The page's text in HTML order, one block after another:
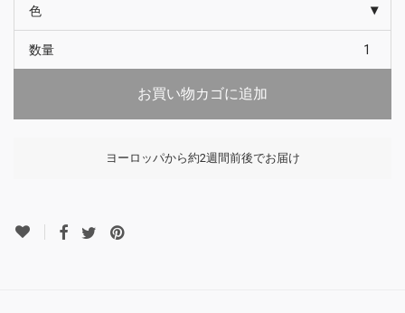
色
数量
お買い物カゴに追加
ヨーロッパから約2週間前後でお届け